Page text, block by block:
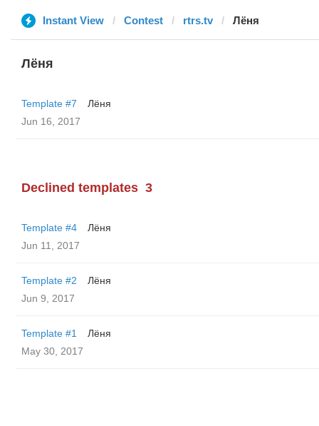
Instant View Contest rtrs.tv Лёня
Лёня
Template #7
Лёня
Jun 16, 2017
Declined templates 3
Template #4
Лёня
Jun 11, 2017
Template #2
Лёня
Jun 9, 2017
Template #1
Лёня
May 30, 2017